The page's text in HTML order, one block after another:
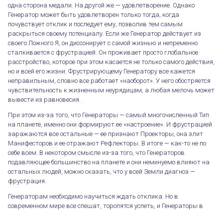
одна сторона медали. На другой же — удовлетворение. Однако
Генератор может быть удовлетворен только тогда, когда
почувствует отклик и последует ему, позволив тем самым
раскрыться своему потенциалу. Если же Генератор действует из
своего Ложного Я, он диссонирует с самой жизнью и непременно
сталкивается с фрустрацией. Он проживает просто глобальное
расстройство, которое при этом касается не только самого действия,
но и всей его жизни. Фрустрирующему Генератору все кажется
неправильным, словно все работает «наоборот». У него обостряется
чувствительность к жизненным неурядицам, а любая мелочь может
вывести из равновесия.
При этом из-за того, что Генераторы — самый многочисленный Тип
на планете, именно они формируют ее «настроение». И фрустрацией
заражаются все остальные — ее признают Проекторы, она злит
Манифесторов и ее отражают Рефлекторы. В итоге — как-то не по
себе всем. В некотором смысле из-за того, что Генераторов
подавляющее большинство на планете и они неминуемо влияют на
остальных людей, можно сказать, что у всей Земли диагноз —
фрустрация.
Генераторам необходимо научиться ждать отклика. Но в
современном мире все спешат, торопятся успеть, и Генераторы в